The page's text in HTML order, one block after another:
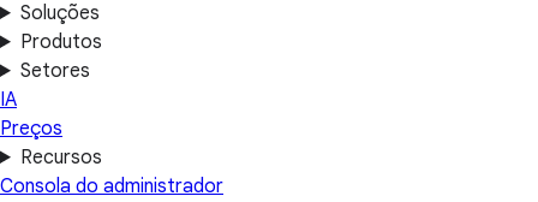
Soluções
Produtos
Setores
IA
Preços
Recursos
Consola do administrador